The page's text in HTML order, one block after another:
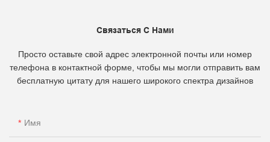
Связаться С Нами
Просто оставьте свой адрес электронной почты или номер
телефона в контактной форме, чтобы мы могли отправить вам
бесплатную цитату для нашего широкого спектра дизайнов
Имя